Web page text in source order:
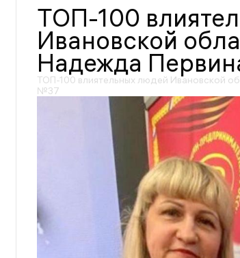
ТОП-100
Ивановской
Надежда
ТОП-100 влиятельных людей Ивановской
№37